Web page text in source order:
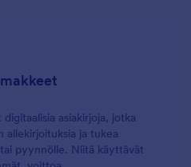
asiakirjoja, jotka
allekirjoituksia ja tukea
pyynnölle. Niitä käyttävät